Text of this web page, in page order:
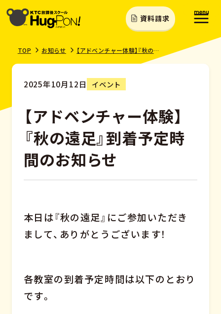
資料請求
TOP お知らせ 【アドベンチャー体験】『秋の遠足』到着予定時間のお知らせ
2025年10月12日 イベント
【アドベンチャー体験】
『秋の遠足』到着予定時
間のお知らせ
本日は『秋の遠足』にご参加いただき
まして、ありがとうございます！
各教室の到着予定時間は以下のとおり
です。